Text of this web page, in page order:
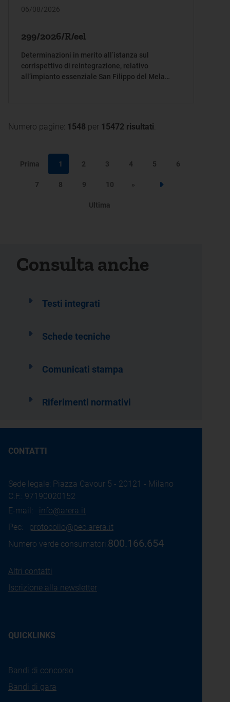
06/08/2026
299/2026/R/eel
Determinazioni in merito all’istanza sul
corrispettivo di reintegrazione, relativo
all’impianto essenziale San Filippo del Mela
Numero pagine: 1548 per 15472 risultati.
Prima 1 2 3 4 5 6
7 8 9 10 »
Step successivo
Ultima
Consulta anche
Testi integrati
Schede tecniche
Comunicati stampa
Riferimenti normativi
CONTATTI
Sede legale: Piazza Cavour 5 - 20121 - Milano
C.F.: 97190020152
E-mail: info@arera.it
Pec: protocollo@pec.arera.it
Numero verde consumatori:800.166.654
Altri contatti
Iscrizione alla newsletter
QUICKLINKS
Bandi di concorso
Bandi di gara